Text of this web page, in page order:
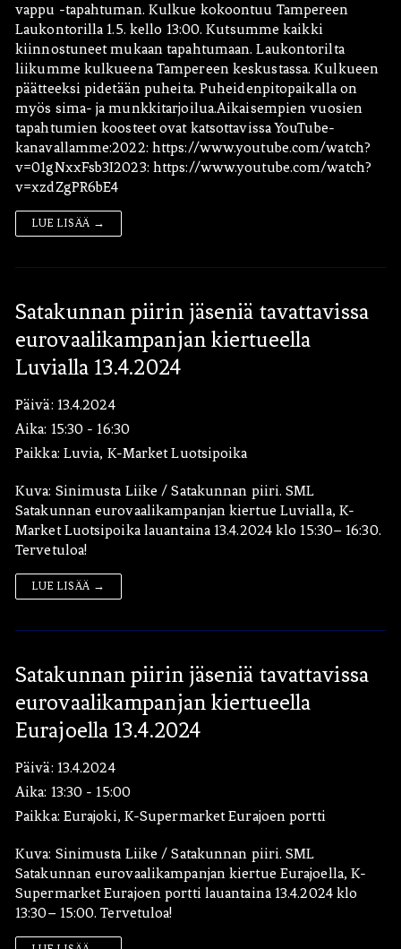
vappu -tapahtuman. Kulkue kokoontuu Tampereen
Laukontorilla 1.5. kello 13:00. Kutsumme kaikki
kiinnostuneet mukaan tapahtumaan. Laukontorilta
liikumme kulkueena Tampereen keskustassa. Kulkueen
päätteeksi pidetään puheita. Puheidenpitopaikalla on
myös sima- ja munkkitarjoilua.Aikaisempien vuosien
tapahtumien koosteet ovat katsottavissa YouTube-
kanavallamme:2022: https://www.youtube.com/watch?
v=01gNxxFsb3I2023: https://www.youtube.com/watch?
v=xzdZgPR6bE4
LUE LISÄÄ →
Satakunnan piirin jäseniä tavattavissa
eurovaalikampanjan kiertueella
Luvialla 13.4.2024
Päivä: 13.4.2024
Aika: 15:30 - 16:30
Paikka: Luvia, K-Market Luotsipoika
Kuva: Sinimusta Liike / Satakunnan piiri. SML
Satakunnan eurovaalikampanjan kiertue Luvialla, K-
Market Luotsipoika lauantaina 13.4.2024 klo 15:30– 16:30.
Tervetuloa!
LUE LISÄÄ →
Satakunnan piirin jäseniä tavattavissa
eurovaalikampanjan kiertueella
Eurajoella 13.4.2024
Päivä: 13.4.2024
Aika: 13:30 - 15:00
Paikka: Eurajoki, K-Supermarket Eurajoen portti
Kuva: Sinimusta Liike / Satakunnan piiri. SML
Satakunnan eurovaalikampanjan kiertue Eurajoella, K-
Supermarket Eurajoen portti lauantaina 13.4.2024 klo
13:30– 15:00. Tervetuloa!